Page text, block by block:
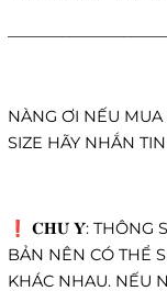
NÀNG ƠI NẾU
SIZE HÃY NHẮN
❗️ 𝐂𝐇𝐔́ 𝐘́: THÔNG
BẢN NÊN CÓ THỂ
KHÁC NHAU. NẾU